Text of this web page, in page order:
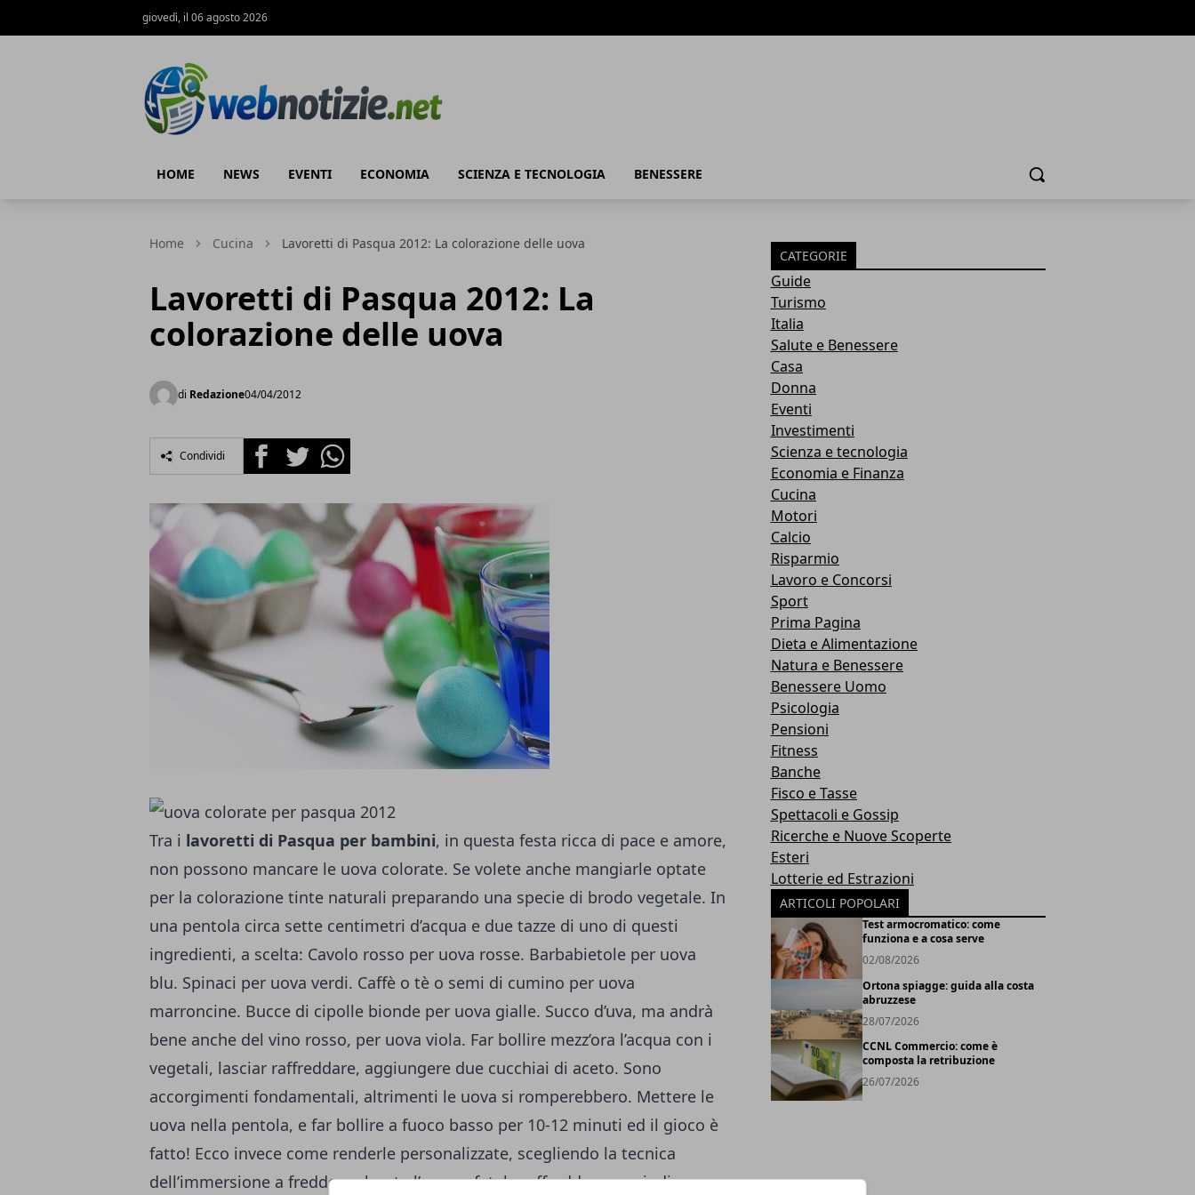
giovedì, il 06 agosto 2026
HOME NEWS EVENTI ECONOMIA SCIENZA E TECNOLOGIA BENESSERE Cerca
Home Cucina Lavoretti di Pasqua 2012: La colorazione delle uova
Lavoretti di Pasqua 2012: La
colorazione delle uova
di Redazione04/04/2012
Condividi FacebookTwitterWhatsapp
Tra i lavoretti di Pasqua per bambini, in questa festa ricca di pace e amore,
non possono mancare le uova colorate. Se volete anche mangiarle optate
per la colorazione tinte naturali preparando una specie di brodo vegetale. In
una pentola circa sette centimetri d’acqua e due tazze di uno di questi
ingredienti, a scelta: Cavolo rosso per uova rosse. Barbabietole per uova
blu. Spinaci per uova verdi. Caffè o tè o semi di cumino per uova
marroncine. Bucce di cipolle bionde per uova gialle. Succo d’uva, ma andrà
bene anche del vino rosso, per uova viola. Far bollire mezz’ora l’acqua con i
vegetali, lasciar raffreddare, aggiungere due cucchiai di aceto. Sono
accorgimenti fondamentali, altrimenti le uova si romperebbero. Mettere le
uova nella pentola, e far bollire a fuoco basso per 10-12 minuti ed il gioco è
fatto! Ecco invece come renderle personalizzate, scegliendo la tecnica
dell’immersione a freddo: colorate l’acqua, fatela raffreddare e quindi
CATEGORIE
Guide
Turismo
Italia
Salute e Benessere
Casa
Donna
Eventi
Investimenti
Scienza e tecnologia
Economia e Finanza
Cucina
Motori
Calcio
Risparmio
Lavoro e Concorsi
Sport
Prima Pagina
Dieta e Alimentazione
Natura e Benessere
Benessere Uomo
Psicologia
Pensioni
Fitness
Banche
Fisco e Tasse
Spettacoli e Gossip
Ricerche e Nuove Scoperte
Esteri
Lotterie ed Estrazioni
ARTICOLI POPOLARI
Test armocromatico: come
funziona e a cosa serve
02/08/2026
Ortona spiagge: guida alla costa
abruzzese
28/07/2026
CCNL Commercio: come è
composta la retribuzione
26/07/2026